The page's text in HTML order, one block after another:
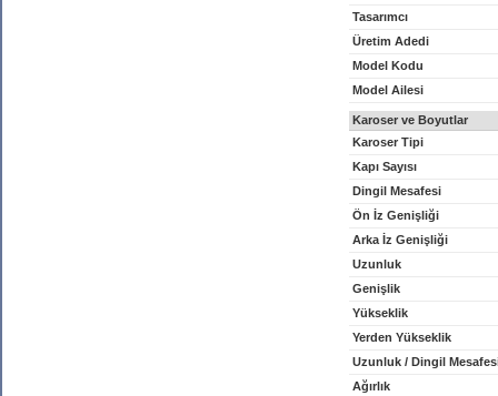
Tasarımcı
Üretim Adedi
Model Kodu
Model Ailesi
Karoser ve Boyutlar
Karoser Tipi
Kapı Sayısı
Dingil Mesafesi
Ön İz Genişliği
Arka İz Genişliği
Uzunluk
Genişlik
Yükseklik
Yerden Yükseklik
Uzunluk / Dingil
Ağırlık